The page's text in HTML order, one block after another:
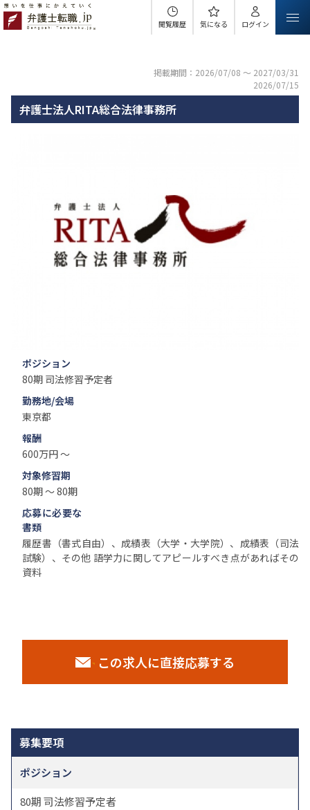
閲覧履歴 気になる ログイン
掲載期間：2026/07/08 ～ 2027/03/31
2026/07/15
弁護士法人RITA総合法律事務所
ポジション
80期 司法修習予定者
勤務地/会場
東京都
報酬
600万円 ～
対象修習期
80期 ～ 80期
応募に必要な
書類
履歴書（書式自由）、成績表（大学・大学院）、成績表（司法
試験）、その他 語学力に関してアピールすべき点があればその
資料
この求人に直接応募する
募集要項
ポジション
80期 司法修習予定者